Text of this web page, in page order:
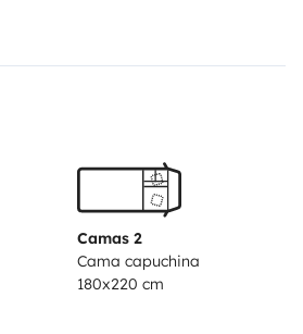
Camas 2
Cama capuchina
180x220 cm